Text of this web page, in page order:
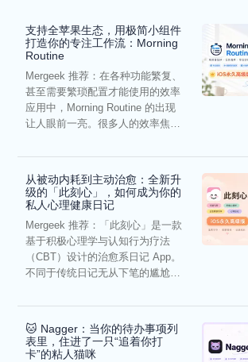
支持全苹果生态，用极简小组件
打造你的专注工作流：Morning
Routine
Mergeek 推荐：在各种功能繁复、
甚至需要繁琐配置才能使用的效率
应用中，Morning Routine 的出现
让人眼前一亮。很多人的效率焦
从被动内耗到主动治愈：全新升
级的「此刻心」，如何成为你的
私人心理健康日记
Mergeek 推荐：「此刻心」是一款
基于积极心理学与认知行为疗法
（CBT）设计的治愈系日记 App。
不同于传统日记无从下笔的尴尬，
🐱 Nagger：当你的待办事项列
表里，住进了一只“追着你打
卡”的粘人猫咪